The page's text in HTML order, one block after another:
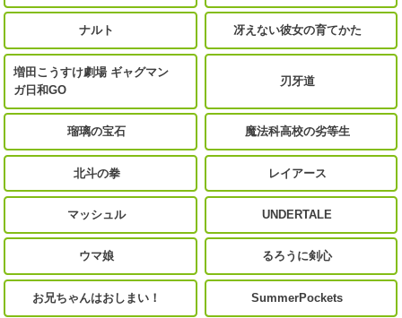
ナルト 冴えない彼女の育てかた
増田こうすけ劇場 ギャグマン
ガ日和GO
刃牙道
瑠璃の宝石 魔法科高校の劣等生
北斗の拳 レイアース
マッシュル UNDERTALE
ウマ娘 るろうに剣心
お兄ちゃんはおしまい！ SummerPockets